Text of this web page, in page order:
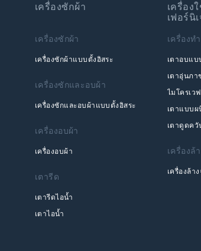
เครื่องซักผ้า
เครื่องซักผ้า
เครื่องซักผ้าแบบตั้งอิสระ
เครื่องซักและอบผ้า
เครื่องซักและอบผ้าแบบตั้งอิสระ
เครื่องอบผ้า
เครื่องอบผ้า
เตารีด
เตารีดไอน้ำ
เตาไอน้ำ
เครื่อง
เฟอร์นิ
เครื่องท
เตาอบแบ
เตาอุ่นภา
ไมโครเว
เตาแบบผ
เตาดูดควั
เครื่องล้
เครื่องล้า